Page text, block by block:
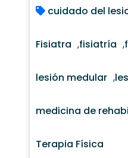
cuidado del
Fisiatra ,fisiatría ,
lesión medular ,
medicina de
Terapia Física